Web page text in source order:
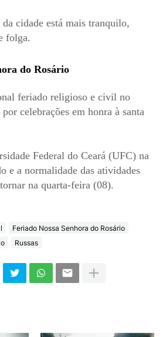
cidade está mais tranquilo,
folga.
do Rosário
feriado religioso e civil no
celebrações em honra à santa
Federal do Ceará (UFC) na
e a normalidade das atividades
na quarta-feira (08).
Feriado Nossa Senhora do Rosário
Russas